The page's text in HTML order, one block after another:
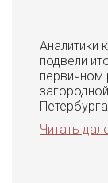
Аналитики
подвели
первичном
Читать